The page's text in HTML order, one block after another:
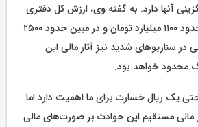
آنها دارد. به گفته وی، ارزش کل دفتری
دارایی‌های مشهود فجر حدود ۱۱۰۰ میلیارد تومان و در مبین حدود ۲۵۰۰
در سناریوهای شدید نیز آثار مالی این
محدود خواهد بود.
یک ریال خسارت برای ما اهمیت دارد اما
مالی مستقیم این حوادث بر صورت‌های مالی